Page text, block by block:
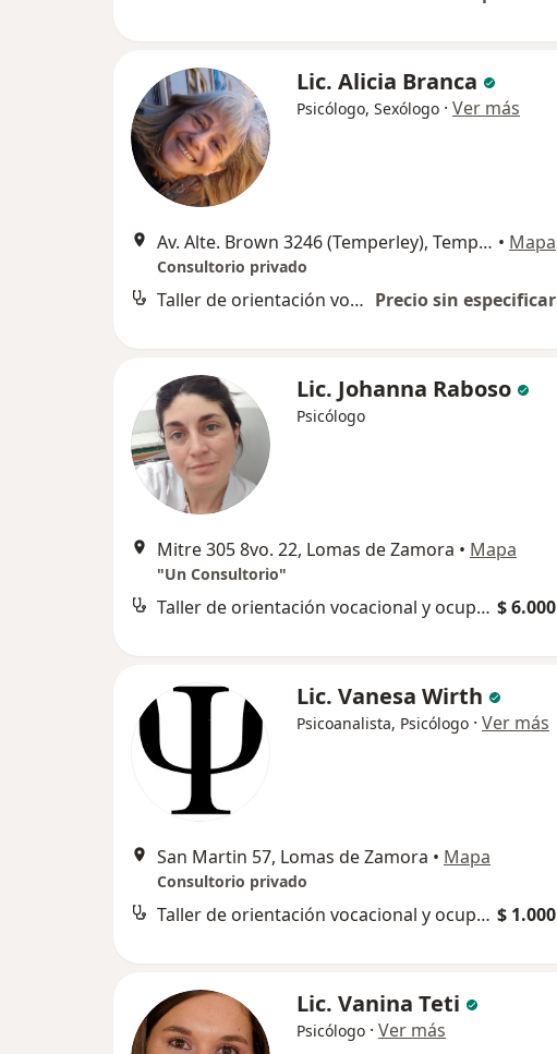
Lic. Alicia Branca
Psicólogo, Sexólogo · Ver más
Av. Alte. Brown 3246 (Temperley), Temperley • Mapa
Consultorio privado
Taller de orientación vocacional y ocupacional Precio sin especificar
Lic. Johanna Raboso
Psicólogo
Mitre 305 8vo. 22, Lomas de Zamora • Mapa
"Un Consultorio"
Taller de orientación vocacional y ocupacional $ 6.000
Lic. Vanesa Wirth
Psicoanalista, Psicólogo · Ver más
San Martin 57, Lomas de Zamora • Mapa
Consultorio privado
Taller de orientación vocacional y ocupacional $ 1.000
Lic. Vanina Teti
Psicólogo · Ver más